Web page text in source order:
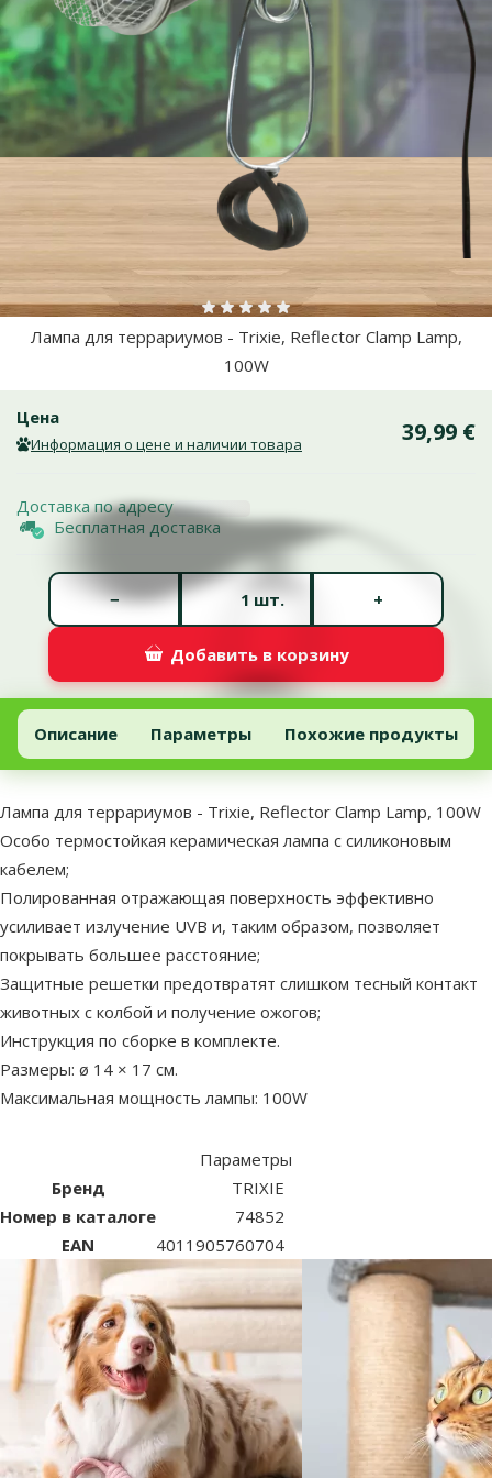
Лампа для террариумов - Trixie, Reflector Clamp Lamp,
100W
Оценка 0%
Цена
Информация о цене и наличии товара 39,99 €
Доставка по адресу
Бесплатная доставка
Количество штук *
шт.
− +
Добавить в корзину
Лампа для террариумов - Trixie, Reflector Clamp Lamp, 100W
Добавить в корзину
Описание Параметры Похожие продукты
В начало страницы
superzoo.product.detail.content
Лампа для террариумов - Trixie, Reflector Clamp Lamp, 100W
Особо термостойкая керамическая лампа с силиконовым
кабелем;
Полированная отражающая поверхность эффективно
усиливает излучение UVB и, таким образом, позволяет
покрывать большее расстояние;
Защитные решетки предотвратят слишком тесный контакт
животных с колбой и получение ожогов;
Инструкция по сборке в комплекте.
Размеры: ø 14 × 17 см.
Максимальная мощность лампы: 100W
Параметры
Бренд
TRIXIE
Номер в каталоге
74852
EAN
4011905760704